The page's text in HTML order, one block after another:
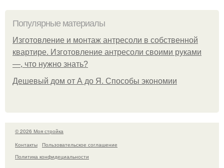
Популярные материалы
Изготовление и монтаж антресоли в собственной
квартире. Изготовление антресоли своими руками
—, что нужно знать?
Дешевый дом от А до Я. Способы экономии
© 2026 Моя стройка
Контакты
Пользовательское соглашение
Политика конфидециальности